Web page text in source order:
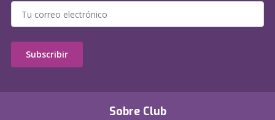
Sobre Club
Subscribir